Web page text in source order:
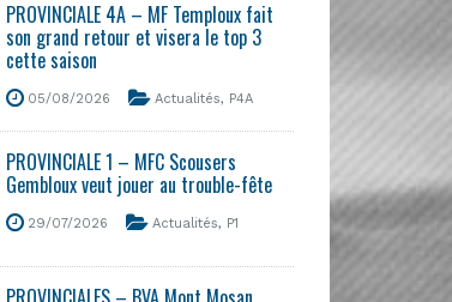
PROVINCIALE 4A – MF Temploux fait
son grand retour et visera le top 3
cette saison
05/08/2026 Actualités, P4A
PROVINCIALE 1 – MFC Scousers
Gembloux veut jouer au trouble-fête
29/07/2026 Actualités, P1